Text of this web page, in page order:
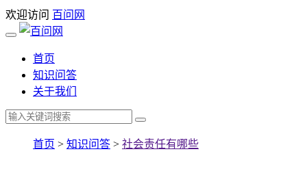
欢迎访问 百问网
首页
知识问答
关于我们
首页 > 知识问答 > 社会责任有哪些